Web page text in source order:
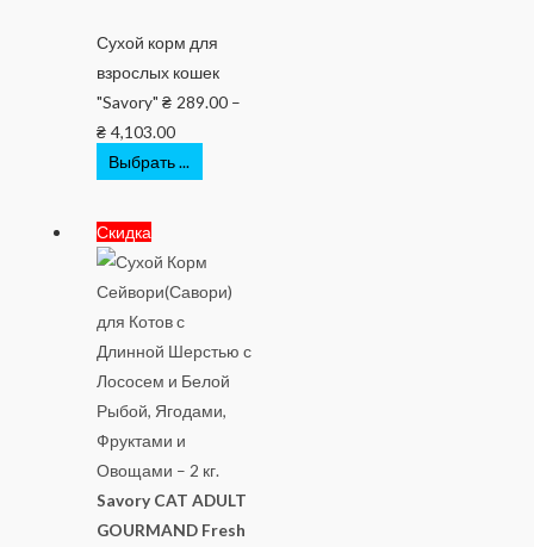
Сухой корм для
взрослых кошек
"Savory"₴ 289.00 –
₴ 4,103.00
Выбрать ...
Скидка
Savory CAT ADULT
GOURMAND Fresh